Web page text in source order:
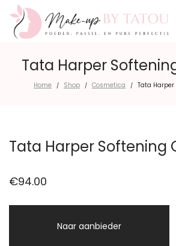
Tata Harper
Home / Shop / Cosmetica / Tata Harper
Tata Harper Softening
€94.00
Naar aanbieder